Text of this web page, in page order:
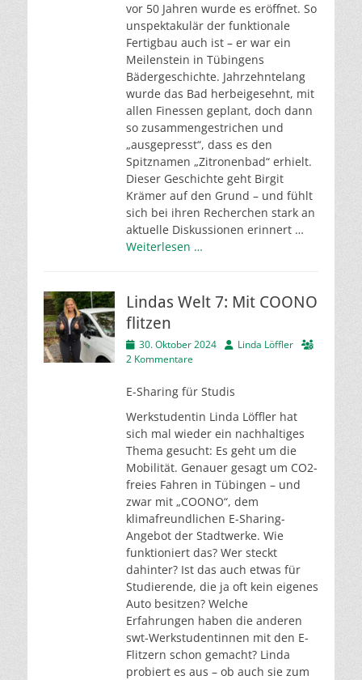
vor 50 Jahren wurde es eröffnet. So
unspektakulär der funktionale
Fertigbau auch ist – er war ein
Meilenstein in Tübingens
Bädergeschichte. Jahrzehntelang
wurde das Bad herbeigesehnt, mit
allen Finessen geplant, doch dann
so zusammengestrichen und
„ausgepresst“, dass es den
Spitznamen „Zitronenbad“ erhielt.
Dieser Geschichte geht Birgit
Krämer auf den Grund – und fühlt
sich bei ihren Recherchen stark an
aktuelle Diskussionen erinnert …
Weiterlesen …
Lindas Welt 7: Mit COONO
flitzen
Veröffentlicht
am
30. Oktober 2024 AutorLinda Löffler
2 Kommentare
E-Sharing für Studis
Werkstudentin Linda Löffler hat
sich mal wieder ein nachhaltiges
Thema gesucht: Es geht um die
Mobilität. Genauer gesagt um CO2-
freies Fahren in Tübingen – und
zwar mit „COONO“, dem
klimafreundlichen E-Sharing-
Angebot der Stadtwerke. Wie
funktioniert das? Wer steckt
dahinter? Ist das auch etwas für
Studierende, die ja oft kein eigenes
Auto besitzen? Welche
Erfahrungen haben die anderen
swt-Werkstudentinnen mit den E-
Flitzern schon gemacht? Linda
probiert es aus – ob auch sie zum